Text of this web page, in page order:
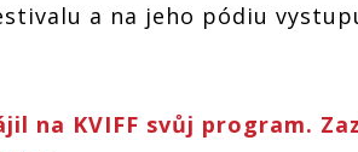
a na jeho pódiu
na KVIFF svůj program.